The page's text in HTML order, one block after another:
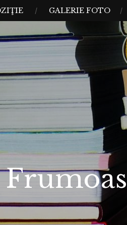
GALERIE FOTO